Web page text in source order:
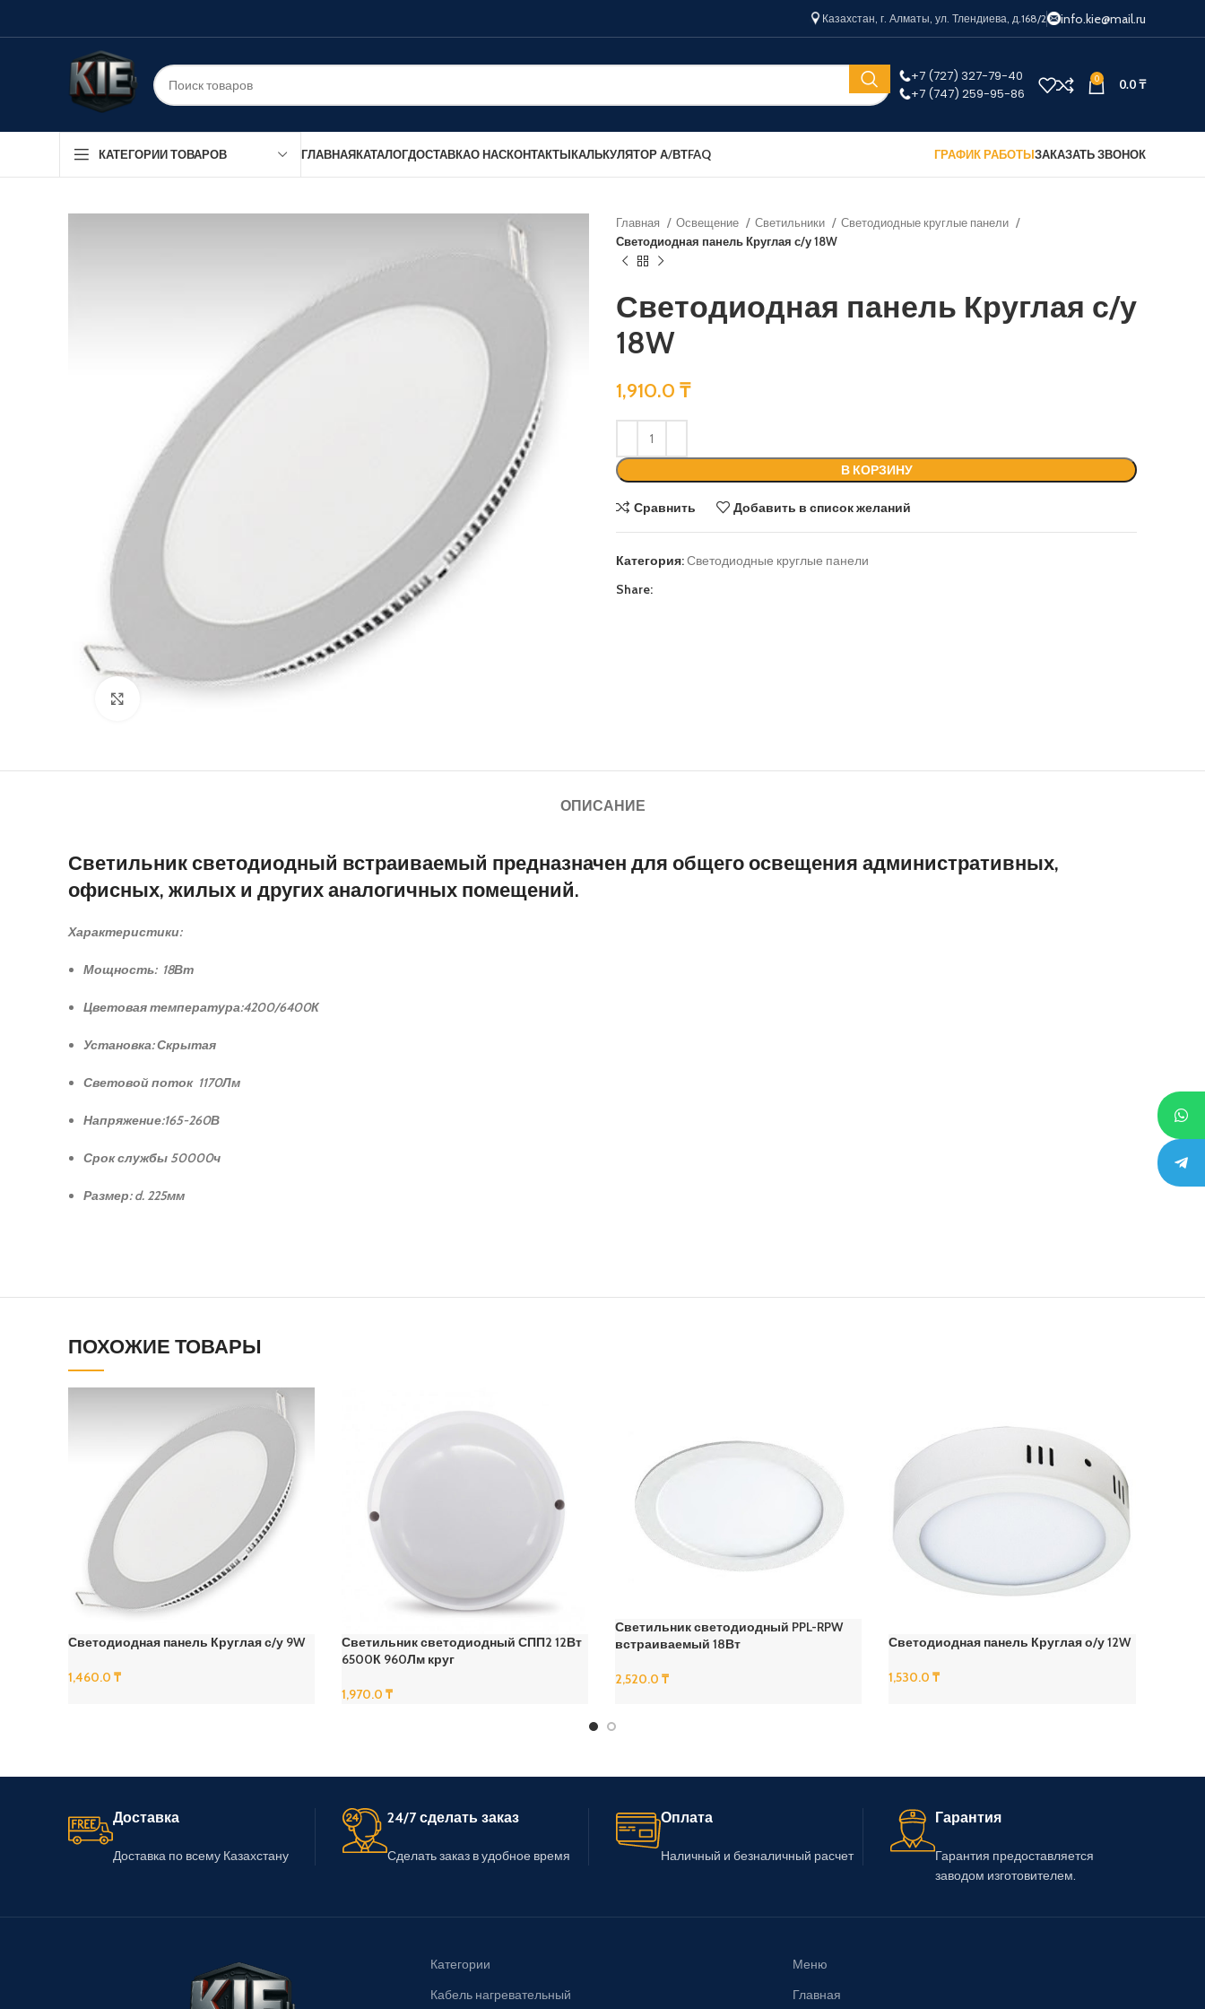
Казахстан, г. Алматы, ул. Тлендиева, д.168/2 info.kie@mail.ru
+7 (727) 327-79-40
+7 (747) 259-95-86
0 0.0₸
КАТЕГОРИИ ТОВАРОВ ГЛАВНАЯКАТАЛОГДОСТАВКАО НАСКОНТАКТЫКАЛЬКУЛЯТОР А/ВТFAQ ГРАФИК РАБОТЫЗАКАЗАТЬ ЗВОНОК
Главная Освещение Светильники
Светодиодные круглые панели
Светодиодная панель Круглая с/у 18W
Светодиодная панель Круглая с/у
18W
1,910.0 ₸
В КОРЗИНУ
Сравнить Добавить в список желаний
Категория:Светодиодные круглые панели
Share:
ОПИСАНИЕ
Светильник светодиодный встраиваемый предназначен для общего освещения административных,
офисных, жилых и других аналогичных помещений.
Характеристики:
Мощность: 18Вт
Цветовая температура:4200/6400К
Установка: Скрытая
Световой поток 1170Лм
Напряжение:165-260В
Срок службы 50000ч
Размер: d. 225мм
ПОХОЖИЕ ТОВАРЫ
Светодиодная панель Круглая с/у 9W
1,460.0 ₸
Светильник светодиодный СПП2 12Вт
6500К 960Лм круг
1,970.0₸
Светильник светодиодный PPL-RPW
встраиваемый 18Вт
2,520.0₸
Светодиодная панель Круглая о/у 12W
1,530.0₸
Доставка
Доставка по всему Казахстану
24/7 сделать заказ
Сделать заказ в удобное время
Оплата
Наличный и безналичный расчет
Гарантия
Гарантия предоставляется
заводом изготовителем.
Категории
Кабель нагревательный
Меню
Главная